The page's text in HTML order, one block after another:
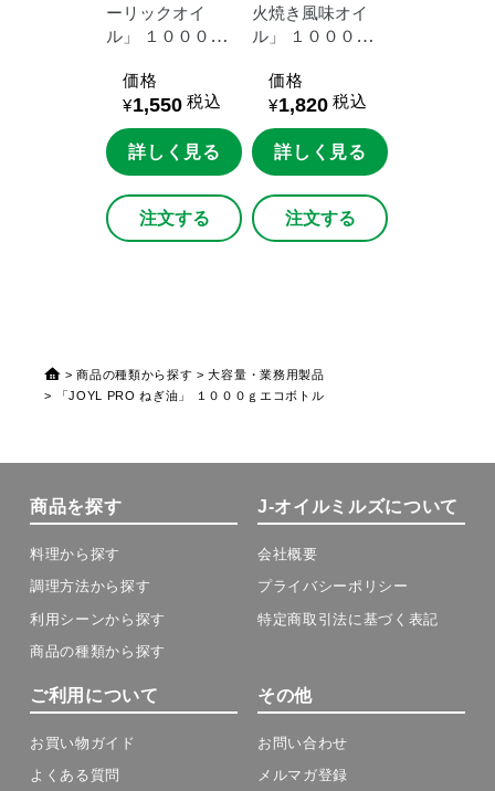
ーリックオイ
ル」
１０００ｇ
価格
¥1,550 税込
詳しく見る
注文する
火焼き風味オイ
ル」
１０００ｇ
価格
¥1,820 税込
詳しく見る
注文する
商品の種類から探す
大容量・業務用製品
「JOYL PRO ねぎ油」 １０００ｇエコボトル
商品を探す
料理から探す
調理方法から探す
利用シーンから探す
商品の種類から探す
J-オイルミルズについて
会社概要
プライバシーポリシー
特定商取引法に基づく表記
ご利用について
お買い物ガイド
よくある質問
その他
お問い合わせ
メルマガ登録